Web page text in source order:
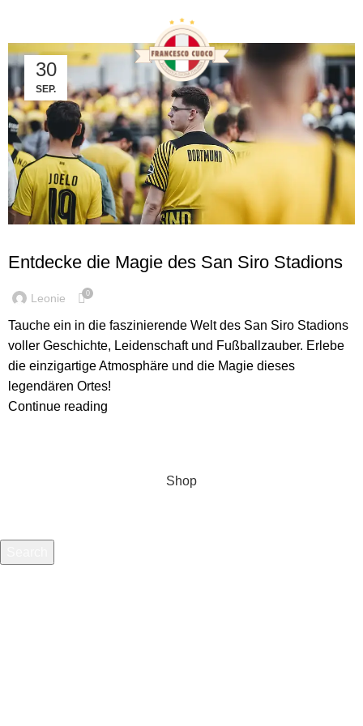
Tag Archives: Kapazität
30
SEP.
Entdecke die Magie des San Siro Stadions
Leonie 0
Tauche ein in die faszinierende Welt des San Siro Stadions
voller Geschichte, Leidenschaft und Fußballzauber. Erlebe
die einzigartige Atmosphäre und die Magie dieses
legendären Ortes!
Continue reading
Shop